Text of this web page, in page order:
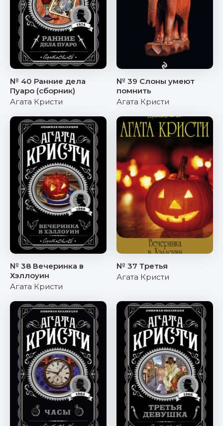
№ 40 Ранние дела
Пуаро (сборник)
Агата Кристи
№ 39 Слоны умеют
помнить
Агата Кристи
№ 38 Вечеринка в
Хэллоуин
Агата Кристи
№ 37 Третья
Агата Кристи